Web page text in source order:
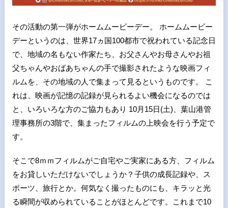
その活動の第一弾がホームムービーデー。 ホームムービー
デーというのは、世界17ヵ国100都市で祝われている記念日
で、地域の名もない作家たち、お父さんやお母さんやお祖
父ちゃんやおばあちゃんの手で撮影されたような映画フィ
ルムを、その地域の人で集まって見るというものです。 こ
れは、映画が記憶の記録が見られるよい機会になるのでは
と、いろいろな方のご協力もあり 10月15日(土)、葉山港管
理事務所の3階で、集まったフィルムの上映会を行う予定で
す。
そこで8ｍｍフィルムがご自宅やご実家にある方、フィルム
をお貸しいただけないでしょうか？子供の成長記録や、ス
ポーツ、旅行とか。何気なく撮ったものにも、キラッと光
る瞬間が収められていることがほとんどです。これまで10